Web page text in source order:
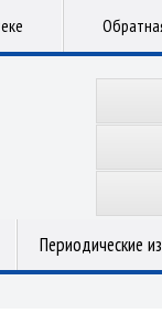
Периодические